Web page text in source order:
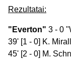
Rezultatai:
"Everton" 3 - 0
39' [1 - 0] K.
45' [2 - 0] M.